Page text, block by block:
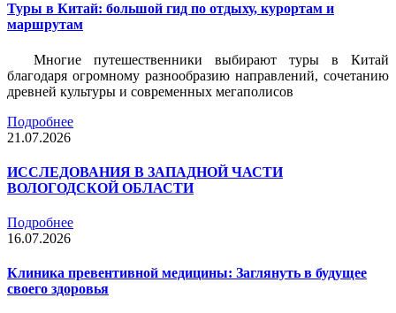
Туры в Китай: большой гид по отдыху, курортам и
маршрутам
Многие путешественники выбирают туры в Китай
благодаря огромному разнообразию направлений, сочетанию
древней культуры и современных мегаполисов
Подробнее
21.07.2026
ИССЛЕДОВАНИЯ В ЗАПАДНОЙ ЧАСТИ
ВОЛОГОДСКОЙ ОБЛАСТИ
Подробнее
16.07.2026
Клиника превентивной медицины: Заглянуть в будущее
своего здоровья